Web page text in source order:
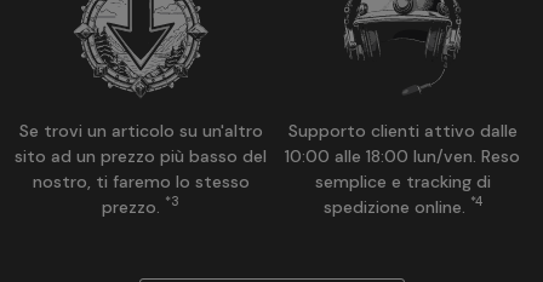
Se trovi un articolo su un'altro
sito ad un prezzo più basso del
nostro, ti faremo lo stesso
prezzo. *3
Supporto clienti attivo dalle
10:00 alle 18:00 lun/ven. Reso
semplice e tracking di
spedizione online. *4